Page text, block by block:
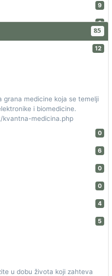
9
0
85
12
grana medicine koja se temelji
i biomedicine.
medicina.php
0
6
0
0
4
5
u dobu života koji zahteva